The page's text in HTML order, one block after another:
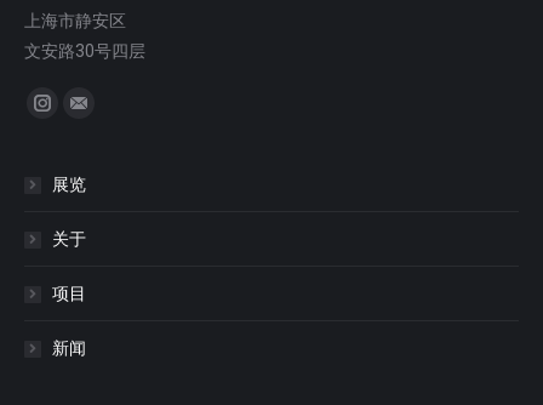
上海市静安区
文安路30号四层
找到我们：
Instagram
展览
关于
项目
新闻